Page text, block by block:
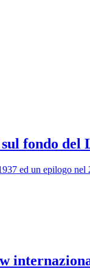
fondo del
ed un epilogo nel